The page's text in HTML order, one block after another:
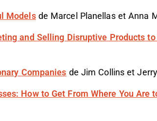
Models de Marcel Planellas et Anna
and Selling Disruptive Products
Companies de Jim Collins et
How to Get From Where You Are